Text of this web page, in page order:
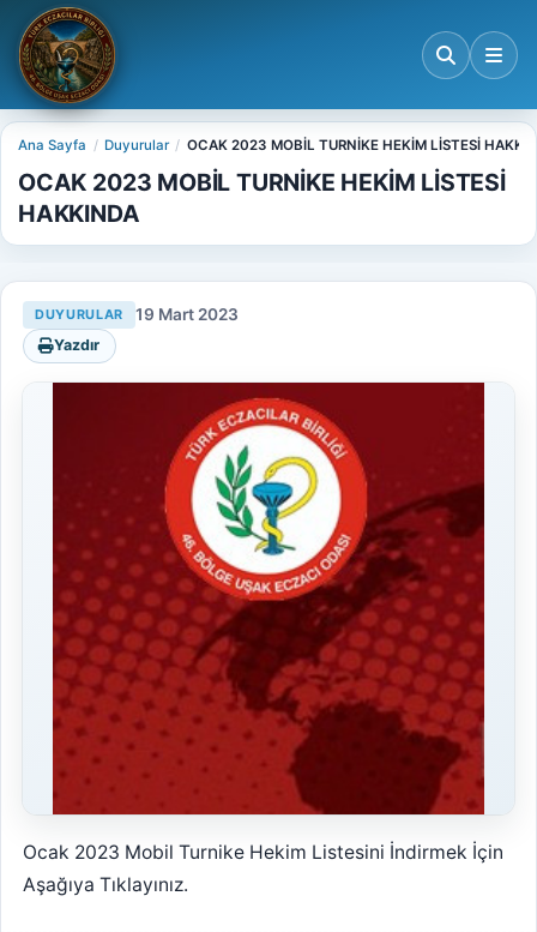
Ana Sayfa Duyurular OCAK 2023 MOBİL TURNİKE HEKİM LİSTESİ
OCAK 2023 MOBİL TURNİKE HEKİM LİSTESİ
HAKKINDA
DUYURULAR 19 Mart 2023
Yazdır
Ocak 2023 Mobil Turnike Hekim Listesini İndirmek İçin
Aşağıya Tıklayınız.